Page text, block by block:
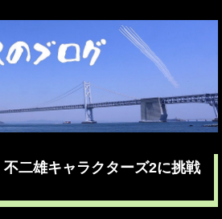
二雄キャラクターズ2に挑戦